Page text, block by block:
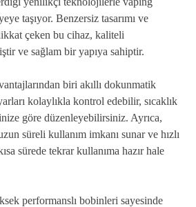
taşıyor. Benzersiz tasarımı ve
çeken bu cihaz, kaliteli
ve sağlam bir yapıya sahiptir.
biri akıllı dokunmatik
kolaylıkla kontrol edebilir, sıcaklık
göre düzenleyebilirsiniz. Ayrıca,
süreli kullanım imkanı sunar ve hızlı
sürede tekrar kullanıma hazır hale
performanslı bobinleri sayesinde